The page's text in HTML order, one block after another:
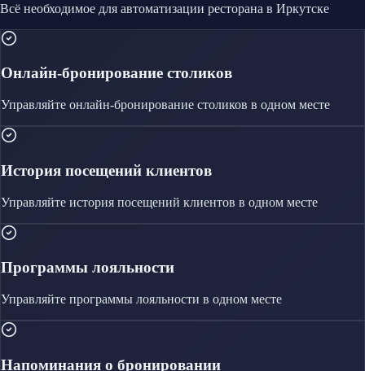
Всё необходимое для автоматизации ресторана в Иркутске
Онлайн-бронирование столиков
Управляйте онлайн-бронирование столиков в одном месте
История посещений клиентов
Управляйте история посещений клиентов в одном месте
Программы лояльности
Управляйте программы лояльности в одном месте
Напоминания о бронировании